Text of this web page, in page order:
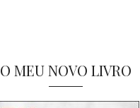
O MEU NOVO LIVRO